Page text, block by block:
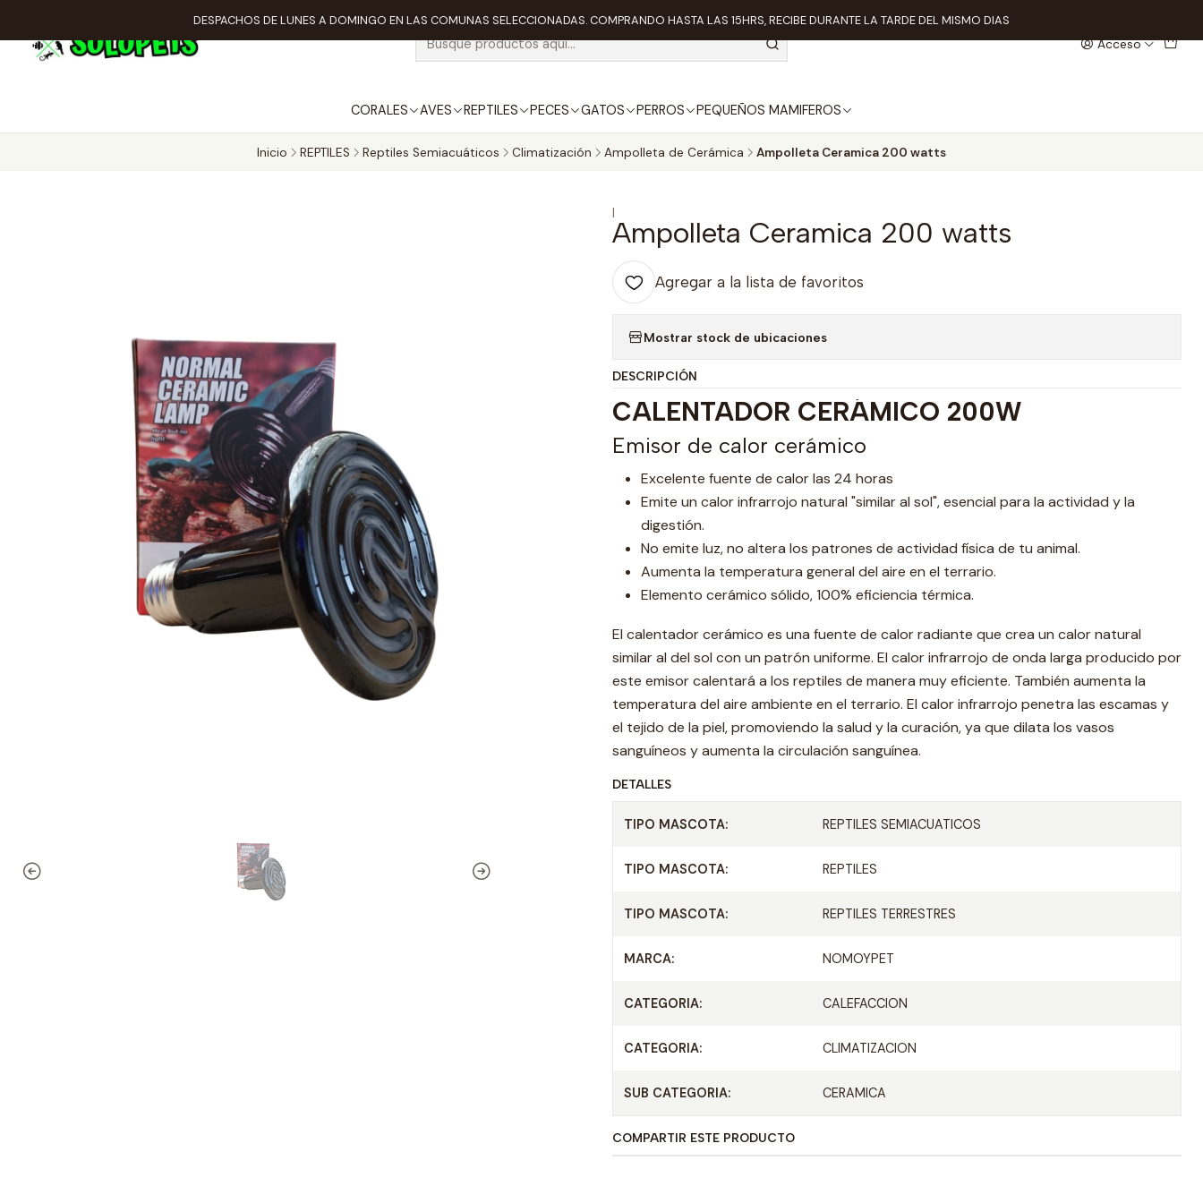
Acceso
CORALES AVES REPTILES PECES GATOS PERROS PEQUEÑOS MAMIFEROS
DESPACHOS DE LUNES A DOMINGO EN LAS COMUNAS SELECCIONADAS. COMPRANDO HASTA LAS 15HRS, RECIBE DURANTE LA TARDE DEL MISMO DIAS
Inicio REPTILES Reptiles Semiacuáticos Climatización Ampolleta de Cerámica Ampolleta Ceramica 200 watts
|
Ampolleta Ceramica 200 watts
Agregar a la lista de favoritos
Mostrar stock de ubicaciones
DESCRIPCIÓN
CALENTADOR CERÁMICO 200W
Emisor de calor cerámico
Excelente fuente de calor las 24 horas
Emite un calor infrarrojo natural "similar al sol", esencial para la actividad y la
digestión.
No emite luz, no altera los patrones de actividad física de tu animal.
Aumenta la temperatura general del aire en el terrario.
Elemento cerámico sólido, 100% eficiencia térmica.
El calentador cerámico es una fuente de calor radiante que crea un calor natural
similar al del sol con un patrón uniforme. El calor infrarrojo de onda larga producido por
este emisor calentará a los reptiles de manera muy eficiente. También aumenta la
temperatura del aire ambiente en el terrario. El calor infrarrojo penetra las escamas y
el tejido de la piel, promoviendo la salud y la curación, ya que dilata los vasos
sanguíneos y aumenta la circulación sanguínea.
DETALLES
TIPO MASCOTA: REPTILES SEMIACUATICOS
TIPO MASCOTA: REPTILES
TIPO MASCOTA: REPTILES TERRESTRES
MARCA: NOMOYPET
CATEGORIA: CALEFACCION
CATEGORIA: CLIMATIZACION
SUB CATEGORIA: CERAMICA
COMPARTIR ESTE PRODUCTO